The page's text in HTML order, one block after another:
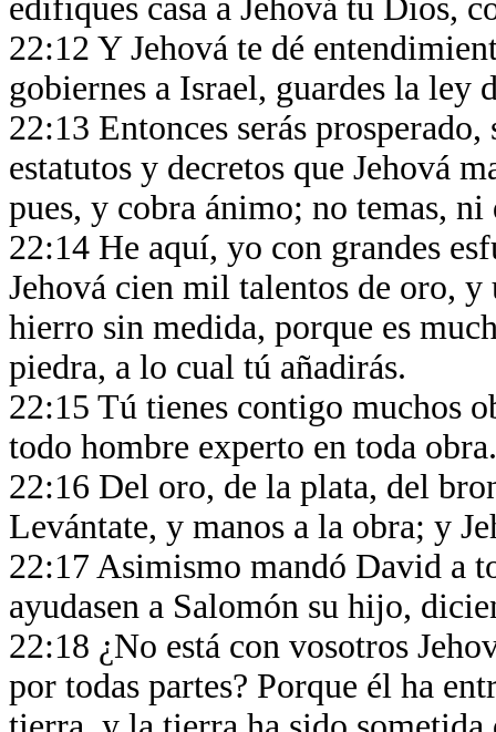
edifiques casa a Jehová tu Dios,
22:12 Y Jehová te dé
gobiernes a Israel, guardes la ley
22:13 Entonces serás
estatutos y decretos que Jehová
pues, y cobra ánimo; no temas, ni
22:14 He aquí, yo con grandes
Jehová cien mil talentos de oro,
hierro sin medida, porque es
piedra, a lo cual tú añadirás.
22:15 Tú tienes contigo muchos
todo hombre experto en toda
22:16 Del oro, de la plata, del
Levántate, y manos a la obra; y
22:17 Asimismo mandó David a
ayudasen a Salomón su hijo,
22:18 ¿No está con vosotros
por todas partes? Porque él ha